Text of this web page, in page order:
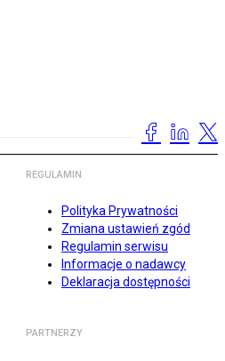
REGULAMIN
Polityka Prywatności
Zmiana ustawień zgód
Regulamin serwisu
Informacje o nadawcy
Deklaracja dostępności
PARTNERZY